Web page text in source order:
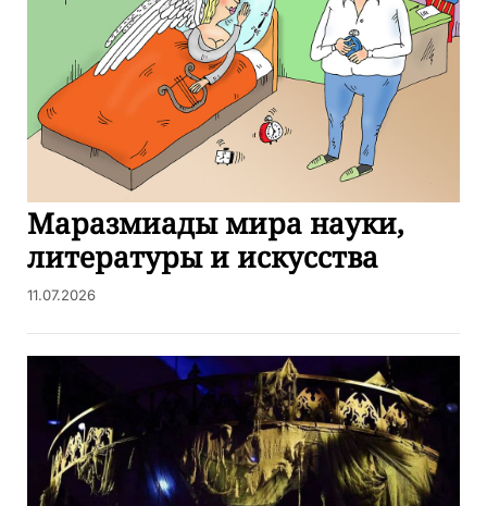
Маразмиады мира науки,
литературы и искусства
11.07.2026